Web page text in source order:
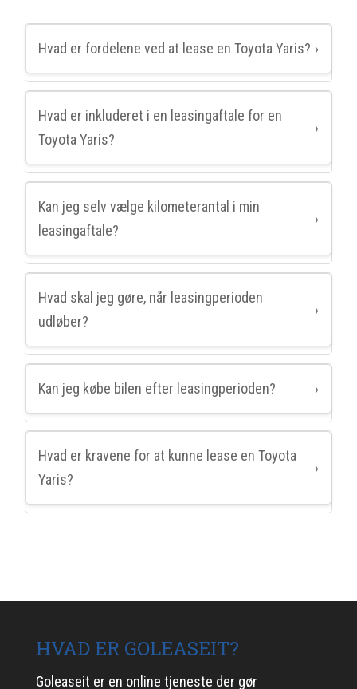
Hvad er fordelene ved at lease en Toyota Yaris? ›
Hvad er inkluderet i en leasingaftale for en
Toyota Yaris?
›
Kan jeg selv vælge kilometerantal i min
leasingaftale?
›
Hvad skal jeg gøre, når leasingperioden
udløber?
›
Kan jeg købe bilen efter leasingperioden? ›
Hvad er kravene for at kunne lease en Toyota
Yaris?
›
HVAD ER GOLEASEIT?
Goleaseit er en online tjeneste der gør